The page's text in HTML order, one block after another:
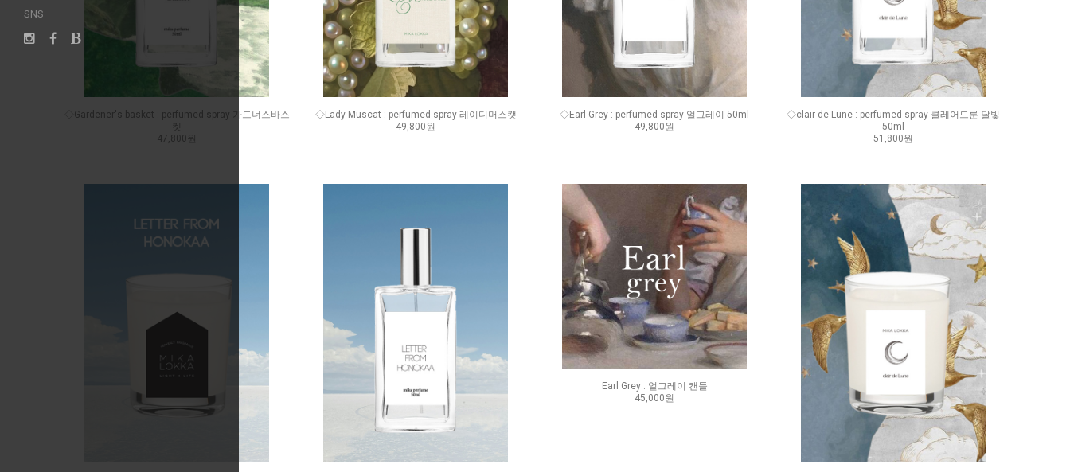
SNS
◇Gardener's basket : perfumed spray 가드너스바스
켓
47,800원
◇Lady Muscat : perfumed spray 레이디머스캣
49,800원
◇Earl Grey : perfumed spray 얼그레이 50ml
49,800원
◇clair de Lune : perfumed spray 클레어드룬 달빛
50ml
51,800원
Earl Grey : 얼그레이 캔들
45,000원